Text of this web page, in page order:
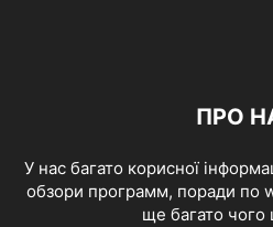
ПРО
У нас багато корисної
обзори программ, поради по
ще багато чого